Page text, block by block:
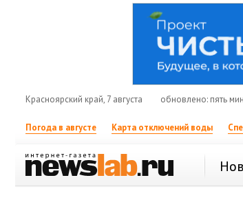
Красноярский край, 7 августа обновлено: пять
Погода в августе Карта отключений воды